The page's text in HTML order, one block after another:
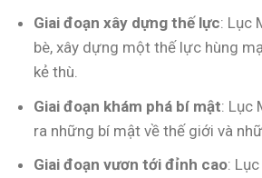
Giai đoạn xây dựng thế lực: Lục
bè, xây dựng một thế lực hùng
kẻ thù.
Giai đoạn khám phá bí mật: Lục
ra những bí mật về thế giới và
Giai đoạn vươn tới đỉnh cao: